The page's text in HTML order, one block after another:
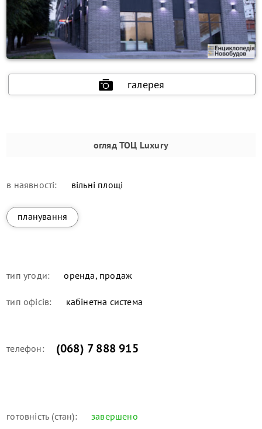
галерея
оглядТОЦ Luxury
в наявності: вільні площі
планування
тип угоди: оренда, продаж
тип офісів: кабінетна система
телефон: (068) 7 888 915
готовність (стан): завершено